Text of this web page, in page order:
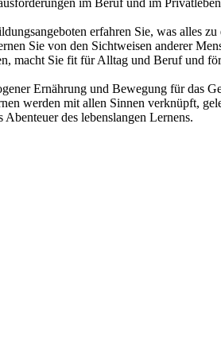
erfahren Sie, was alles
Sie von den Sichtweisen anderer
macht Sie fit für Alltag und Beruf und
Ernährung und Bewegung für das
werden mit allen Sinnen verknüpft,
des lebenslangen Lernens.